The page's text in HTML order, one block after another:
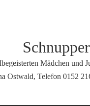
Mädchen und
Ostwald, Telefon 0152